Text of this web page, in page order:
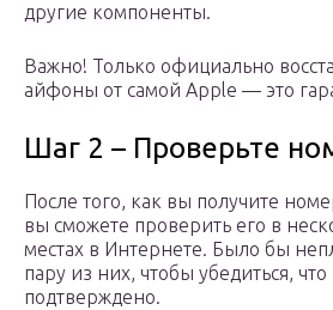
другие компоненты.
Важно! Только официально
айфоны от самой Apple — это
Шаг 2 – Проверьте
После того, как вы получите
вы сможете проверить его в
местах в Интернете. Было бы
пару из них, чтобы убедиться,
подтверждено.